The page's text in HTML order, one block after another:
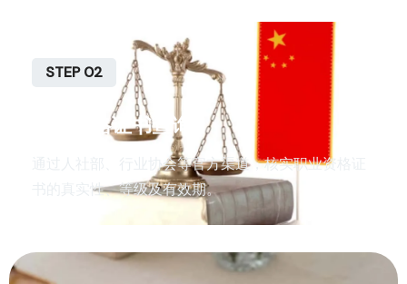
STEP 02
职业资格证书查询
通过人社部、行业协会等官方渠道，核实职业资格证
书的真实性、等级及有效期。